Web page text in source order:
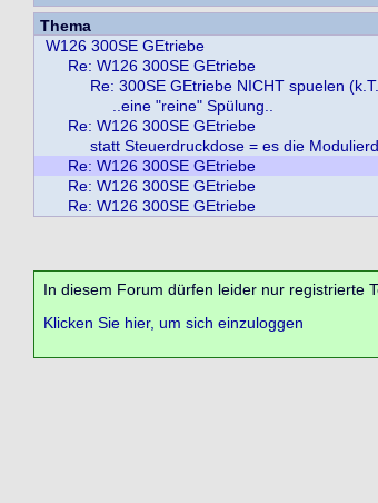
Thema
W126 300SE GEtriebe
Re: W126 300SE GEtriebe
Re: 300SE GEtriebe NICHT spuelen
..eine "reine" Spülung..
Re: W126 300SE GEtriebe
statt Steuerdruckdose = es die
Re: W126 300SE GEtriebe
Re: W126 300SE GEtriebe
Re: W126 300SE GEtriebe
In diesem Forum dürfen leider nur registrierte
Klicken Sie hier, um sich einzuloggen